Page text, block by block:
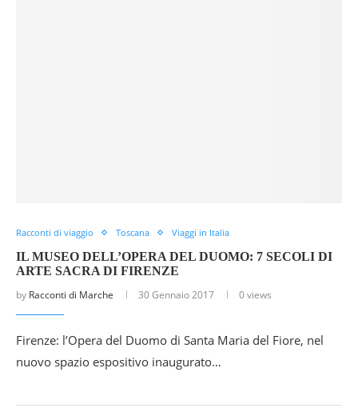
Racconti di viaggio Toscana Viaggi in Italia
IL MUSEO DELL’OPERA DEL DUOMO: 7 SECOLI DI
ARTE SACRA DI FIRENZE
by Racconti di Marche 30 Gennaio 2017 0 views
Firenze: l’Opera del Duomo di Santa Maria del Fiore, nel
nuovo spazio espositivo inaugurato…